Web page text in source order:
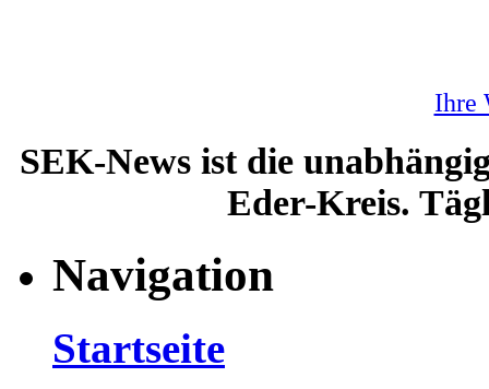
Ihre
SEK-News ist die
Eder-Kreis.
Navigation
Startseite